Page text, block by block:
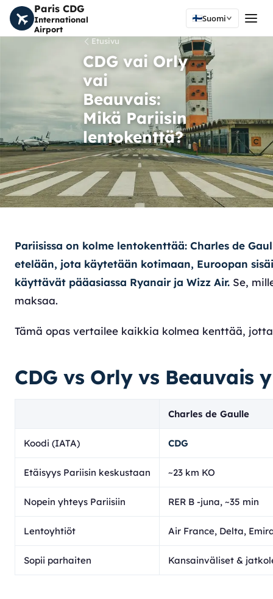
Paris CDG
International
Airport
Suomi
Etusivu
CDG vai Orly
vai
Beauvais:
Mikä Pariisin
lentokenttä?
Pariisissa on kolme lentokenttää: Charles de
etelään, jota käytetään kotimaan, Euroopan
käyttävät pääasiassa Ryanair ja Wizz Air. Se,
maksaa.
Tämä opas vertailee kaikkia kolmea kenttää,
CDG vs Orly vs Beauvais
Charles de Gaulle
Koodi (IATA) CDG
Etäisyys Pariisin keskustaan ~23 km KO
Nopein yhteys Pariisiin RER B -juna, ~35 min
Lentoyhtiöt Air France, Delta,
Sopii parhaiten Kansainväliset &